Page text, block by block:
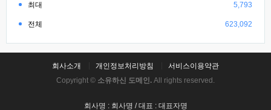
최대 5,793
전체 623,092
회사소개 개인정보처리방침
서비스이용약관
Copyright © 소유하신 도메인. All rights reserved.
회사명 : 회사명 / 대표 : 대표자명